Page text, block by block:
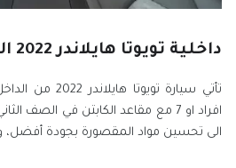
داخلية تويوتا هايلاندر 2022 الجديدة
افراد او 7 مع مقاعد الكابتن في الصف
الى تحسين مواد المقصورة بجودة